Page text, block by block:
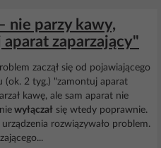
nie parzy kawy,
zaparzający"
zaczął się od pojawiającego
(ok. 2 tyg.) "zamontuj aparat
kawę, ale sam aparat nie
wyłączał się wtedy poprawnie.
rozwiązywało problem.